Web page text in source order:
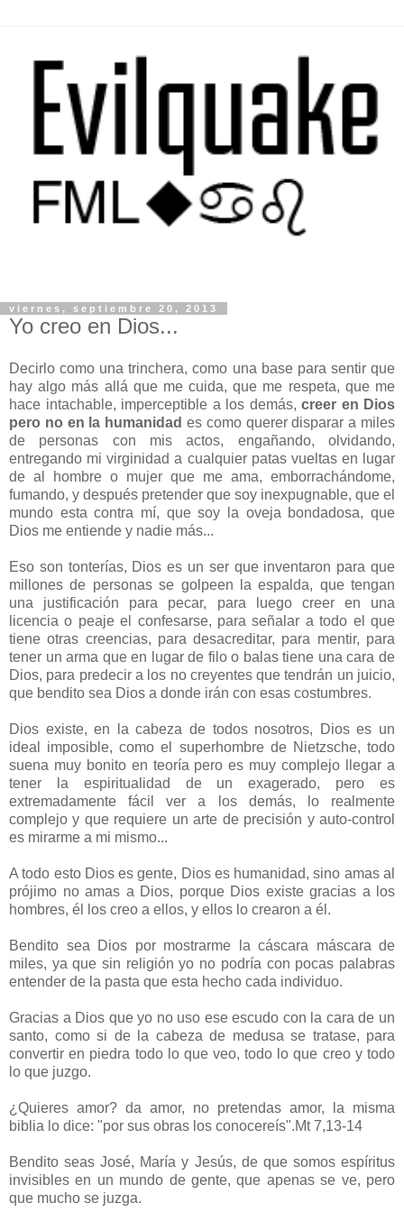
viernes, septiembre 20, 2013
Yo creo en Dios...
Decirlo como una trinchera, como una base para sentir que
hay algo más allá que me cuida, que me respeta, que me
hace intachable, imperceptible a los demás, creer en Dios
pero no en la humanidad es como querer disparar a miles
de personas con mis actos, engañando, olvidando,
entregando mi virginidad a cualquier patas vueltas en lugar
de al hombre o mujer que me ama, emborrachándome,
fumando, y después pretender que soy inexpugnable, que el
mundo esta contra mí, que soy la oveja bondadosa, que
Dios me entiende y nadie más...
Eso son tonterías, Dios es un ser que inventaron para que
millones de personas se golpeen la espalda, que tengan
una justificación para pecar, para luego creer en una
licencia o peaje el confesarse, para señalar a todo el que
tiene otras creencias, para desacreditar, para mentir, para
tener un arma que en lugar de filo o balas tiene una cara de
Dios, para predecir a los no creyentes que tendrán un juicio,
que bendito sea Dios a donde irán con esas costumbres.
Dios existe, en la cabeza de todos nosotros, Dios es un
ideal imposible, como el superhombre de Nietzsche, todo
suena muy bonito en teoría pero es muy complejo llegar a
tener la espiritualidad de un exagerado, pero es
extremadamente fácil ver a los demás, lo realmente
complejo y que requiere un arte de precisión y auto-control
es mirarme a mi mismo...
A todo esto Dios es gente, Dios es humanidad, sino amas al
prójimo no amas a Dios, porque Dios existe gracias a los
hombres, él los creo a ellos, y ellos lo crearon a él.
Bendito sea Dios por mostrarme la cáscara máscara de
miles, ya que sin religión yo no podría con pocas palabras
entender de la pasta que esta hecho cada individuo.
Gracias a Dios que yo no uso ese escudo con la cara de un
santo, como si de la cabeza de medusa se tratase, para
convertir en piedra todo lo que veo, todo lo que creo y todo
lo que juzgo.
¿Quieres amor? da amor, no pretendas amor, la misma
biblia lo dice: "por sus obras los conocereís".Mt 7,13-14
Bendito seas José, María y Jesús, de que somos espíritus
invisibles en un mundo de gente, que apenas se ve, pero
que mucho se juzga.